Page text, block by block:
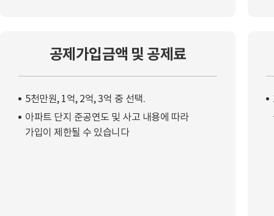
공제가입금액 및 공제료
5천만원, 1억, 2억, 3억 중 선택.
아파트 단지 준공연도 및 사고 내용에 따라
가입이 제한될 수 있습니다